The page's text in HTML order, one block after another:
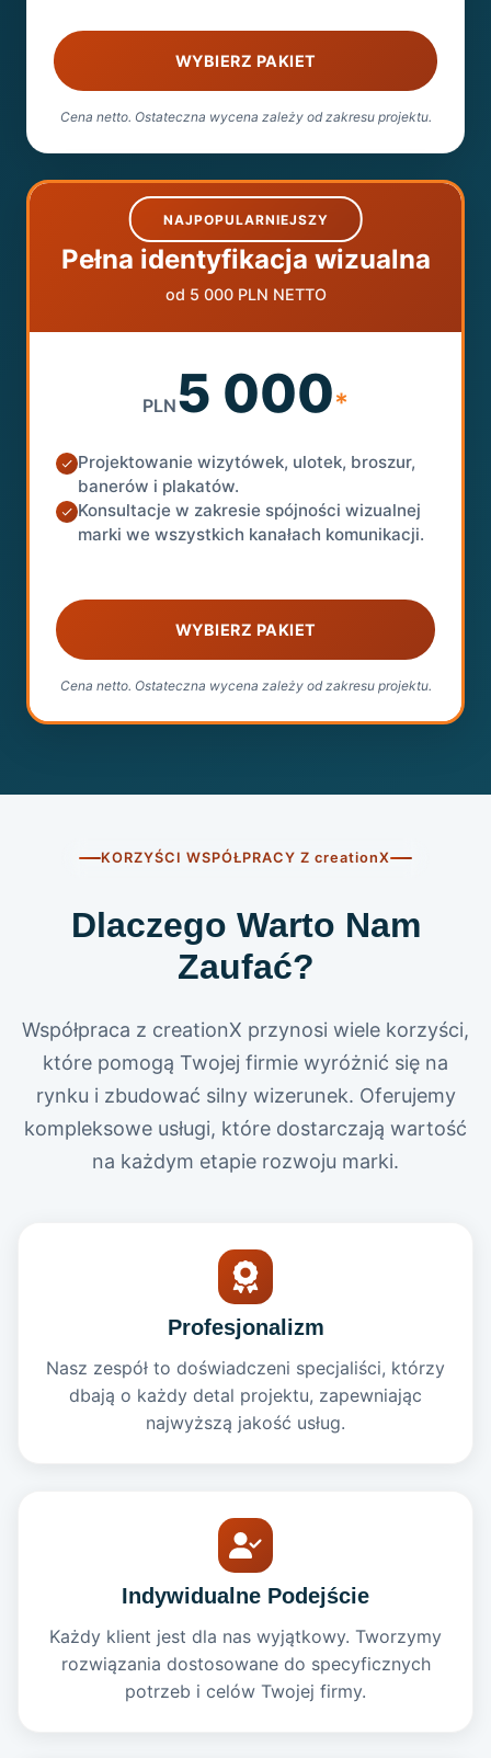
WYBIERZ PAKIET
Cena netto. Ostateczna wycena zależy od zakresu projektu.
NAJPOPULARNIEJSZY
Pełna identyfikacja wizualna
od 5 000 PLN NETTO
PLN5 000*
Projektowanie wizytówek, ulotek, broszur,
banerów i plakatów.
Konsultacje w zakresie spójności wizualnej
marki we wszystkich kanałach komunikacji.
WYBIERZ PAKIET
Cena netto. Ostateczna wycena zależy od zakresu projektu.
KORZYŚCI WSPÓŁPRACY Z creationX
Dlaczego Warto Nam
Zaufać?
Współpraca z creationX przynosi wiele korzyści,
które pomogą Twojej firmie wyróżnić się na
rynku i zbudować silny wizerunek. Oferujemy
kompleksowe usługi, które dostarczają wartość
na każdym etapie rozwoju marki.
Profesjonalizm
Nasz zespół to doświadczeni specjaliści, którzy
dbają o każdy detal projektu, zapewniając
najwyższą jakość usług.
Indywidualne Podejście
Każdy klient jest dla nas wyjątkowy. Tworzymy
rozwiązania dostosowane do specyficznych
potrzeb i celów Twojej firmy.